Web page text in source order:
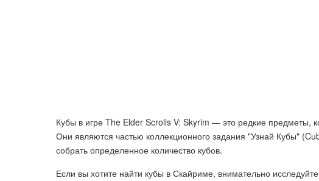
Кубы в игре The Elder Scrolls V: Skyrim — это редкие предметы,
Они являются частью коллекционного задания "Узнай Кубы"
собрать определенное количество кубов.
Если вы хотите найти кубы в Скайриме, внимательно